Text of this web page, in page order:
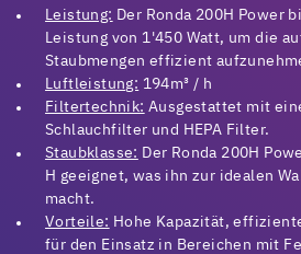
Leistung: Der Ronda 200H Power
Leistung von 1'450 Watt, um die
Staubmengen effizient
Luftleistung: 194m³ / h
Filtertechnik: Ausgestattet mit
Schlauchfilter und HEPA Filter.
Staubklasse: Der Ronda 200H
H geeignet, was ihn zur idealen
macht.
Vorteile: Hohe Kapazität,
für den Einsatz in Bereichen mit